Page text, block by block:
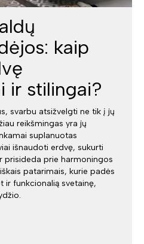
kaip
ir stilingai?
svarbu atsižvelgti ne tik į jų
reikšmingas yra jų
suplanuotas
išnaudoti erdvę, sukurti
prisideda prie harmoningos
patarimais, kurie padės
ir funkcionalią svetainę,